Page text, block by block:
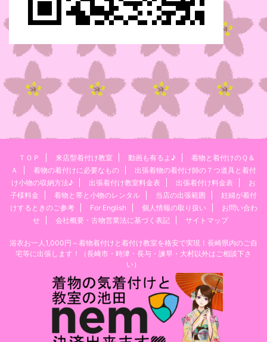
ＴＯＰ 来店型着付け教室 動画も有るよ♪
着物と着付けのＱ＆
Ａ
着物の着付けに必要なもの
出張着物の着付け師の７つ道具と着付
け小物の収納方法♪
出張着付け教室料金表 出張着付け料金表
お
子様料金
着物と帯と小物のレンタル 当店の出張範囲
妊婦が着付
けするときのご参考
For English 個人情報の取り扱い
お問い合わ
せ
会社概要・古物営業法に基づく表記 サイトマップ
浴衣お一人1,000円～着物着付けと着付け教室を格安で実現！長崎県内のご自
宅等に出張します！（長崎市・時津・長与・諫早・大村以外はご相談下さ
い）